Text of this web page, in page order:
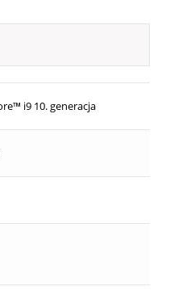
i9 10. generacja